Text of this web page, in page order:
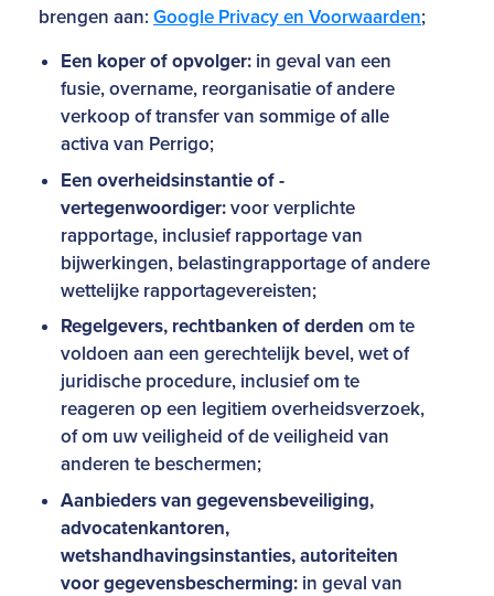
brengen aan:Google Privacy en Voorwaarden;
Een koper of opvolger: in geval van een
fusie, overname, reorganisatie of andere
verkoop of transfer van sommige of alle
activa van Perrigo;
Een overheidsinstantie of -
vertegenwoordiger:voor verplichte
rapportage, inclusief rapportage van
bijwerkingen, belastingrapportage of andere
wettelijke rapportagevereisten;
Regelgevers, rechtbanken of derdenom te
voldoen aan een gerechtelijk bevel, wet of
juridische procedure, inclusief om te
reageren op een legitiem overheidsverzoek,
of om uw veiligheid of de veiligheid van
anderen te beschermen;
Aanbieders van gegevensbeveiliging,
advocatenkantoren,
wetshandhavingsinstanties, autoriteiten
voor gegevensbescherming: in geval van